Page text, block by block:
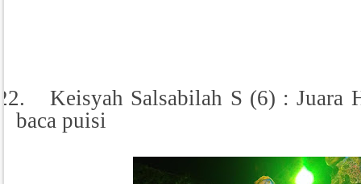
Keisyah Salsabilah S (6) : Juara
baca puisi